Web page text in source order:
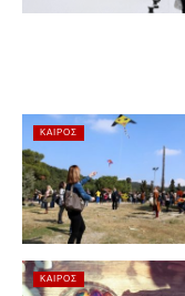
ΚΑΙΡΌΣ
ΚΑΙΡΌΣ